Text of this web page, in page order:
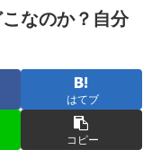
なのか？自分
はてブ
コピー